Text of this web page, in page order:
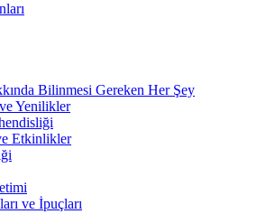
Bilinmesi Gereken Her Şey
Yenilikler
Etkinlikler
ve İpuçları